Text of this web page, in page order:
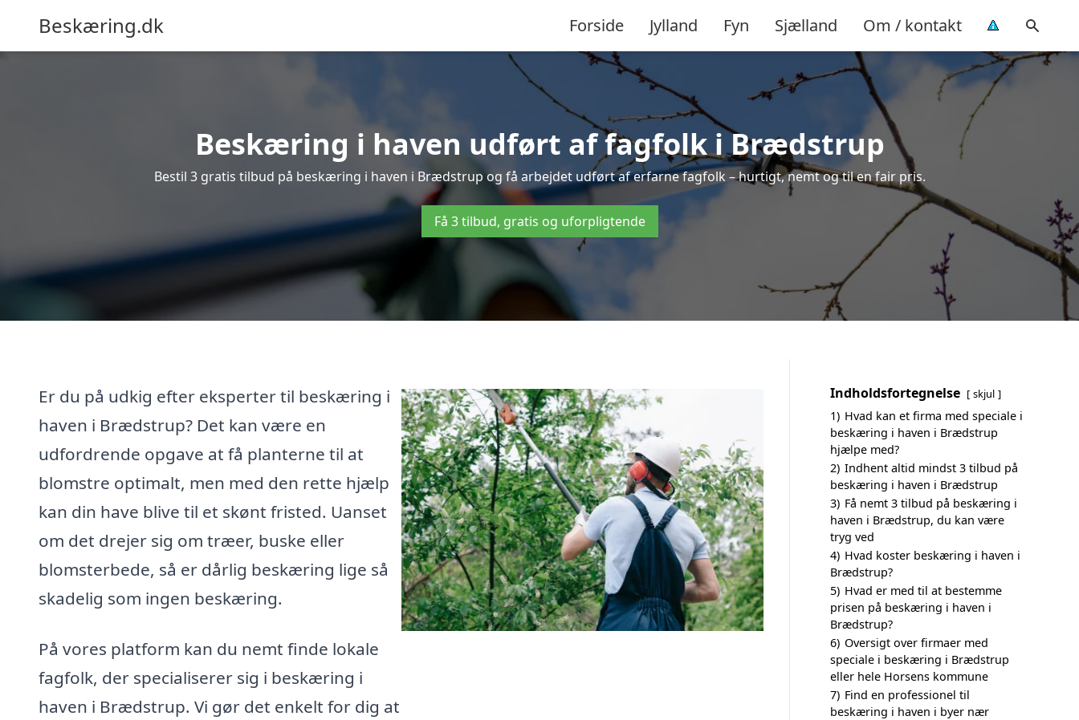
Beskæring.dk Forside Jylland Fyn Sjælland Om / kontakt
Beskæring i haven udført af fagfolk i Brædstrup
Bestil 3 gratis tilbud på beskæring i haven i Brædstrup og få arbejdet udført af erfarne fagfolk – hurtigt, nemt og til en fair pris.
Få 3 tilbud, gratis og uforpligtende
Er du på udkig efter eksperter til beskæring i
haven i Brædstrup? Det kan være en
udfordrende opgave at få planterne til at
blomstre optimalt, men med den rette hjælp
kan din have blive til et skønt fristed. Uanset
om det drejer sig om træer, buske eller
blomsterbede, så er dårlig beskæring lige så
skadelig som ingen beskæring.
På vores platform kan du nemt finde lokale
fagfolk, der specialiserer sig i beskæring i
haven i Brædstrup. Vi gør det enkelt for dig at
Indholdsfortegnelse skjul
1) Hvad kan et firma med speciale i
beskæring i haven i Brædstrup
hjælpe med?
2) Indhent altid mindst 3 tilbud på
beskæring i haven i Brædstrup
3) Få nemt 3 tilbud på beskæring i
haven i Brædstrup, du kan være
tryg ved
4) Hvad koster beskæring i haven i
Brædstrup?
5) Hvad er med til at bestemme
prisen på beskæring i haven i
Brædstrup?
6) Oversigt over firmaer med
speciale i beskæring i Brædstrup
eller hele Horsens kommune
7) Find en professionel til
beskæring i haven i byer nær